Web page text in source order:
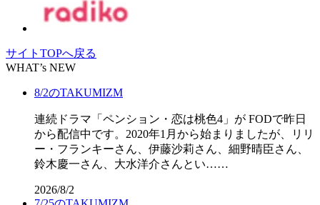
サイトTOPへ戻る
WHAT’s NEW
8/2のTAKUMIZM
連続ドラマ「ペンション・恋は桃色4」が FODで昨日
から配信中です。2020年1月から始まりましたが、リリ
ー・フランキーさん、伊藤沙莉さん、細野晴臣さん、
鈴木慶一さん、大水洋介さんとい……
2026/8/2